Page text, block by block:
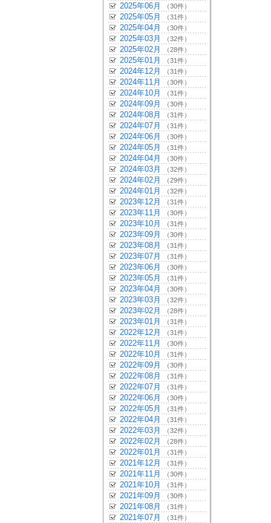
2025年06月 （30件）
2025年05月 （31件）
2025年04月 （30件）
2025年03月 （32件）
2025年02月 （28件）
2025年01月 （31件）
2024年12月 （31件）
2024年11月 （30件）
2024年10月 （31件）
2024年09月 （30件）
2024年08月 （31件）
2024年07月 （31件）
2024年06月 （30件）
2024年05月 （31件）
2024年04月 （30件）
2024年03月 （32件）
2024年02月 （29件）
2024年01月 （32件）
2023年12月 （31件）
2023年11月 （30件）
2023年10月 （31件）
2023年09月 （30件）
2023年08月 （31件）
2023年07月 （31件）
2023年06月 （30件）
2023年05月 （31件）
2023年04月 （30件）
2023年03月 （32件）
2023年02月 （28件）
2023年01月 （31件）
2022年12月 （31件）
2022年11月 （30件）
2022年10月 （31件）
2022年09月 （30件）
2022年08月 （31件）
2022年07月 （31件）
2022年06月 （30件）
2022年05月 （31件）
2022年04月 （31件）
2022年03月 （32件）
2022年02月 （28件）
2022年01月 （31件）
2021年12月 （31件）
2021年11月 （30件）
2021年10月 （31件）
2021年09月 （30件）
2021年08月 （31件）
2021年07月 （31件）